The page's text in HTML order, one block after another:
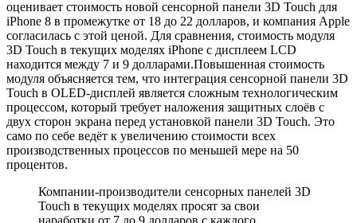
оценивает стоимость новой сенсорной панели 3D Touch для
iPhone 8 в промежутке от 18 до 22 долларов, и компания Apple
согласилась с этой ценой. Для сравнения, стоимость модуля
3D Touch в текущих моделях iPhone с дисплеем LCD
находится между 7 и 9 долларами.Повышенная стоимость
модуля объясняется тем, что интеграция сенсорной панели 3D
Touch в OLED-дисплей является сложным технологическим
процессом, который требует наложения защитных слоёв с
двух сторон экрана перед установкой панели 3D Touch. Это
само по себе ведёт к увеличению стоимости всех
производственных процессов по меньшей мере на 50
процентов.
Компании-производители сенсорных панелей 3D
Touch в текущих моделях просят за свои